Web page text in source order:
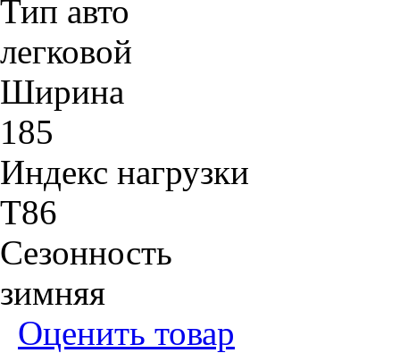
Тип авто
легковой
Ширина
185
Индекс нагрузки
T86
Сезонность
зимняя
Оценить товар